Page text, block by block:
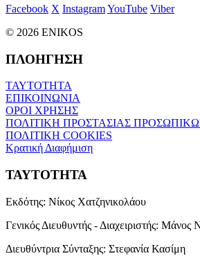
Facebook X InstagramYouTube Viber
© 2026 ENIKOS
ΠΛΟΗΓΗΣΗ
ΤΑΥΤΟΤΗΤΑ
ΕΠΙΚΟΙΝΩΝΙΑ
ΟΡΟΙ ΧΡΗΣΗΣ
ΠΟΛΙΤΙΚΗ ΠΡΟΣΤΑΣΙΑΣ
ΠΟΛΙΤΙΚΗ COOKIES
Κρατική Διαφήμιση
ΤΑΥΤΟΤΗΤΑ
Εκδότης: Νίκος Χατζηνικολάου
Γενικός Διευθυντής - Διαχειριστής: Μάνος
Διευθύντρια Σύνταξης: Στεφανία Κασίμη